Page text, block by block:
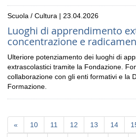
Scuola / Cultura | 23.04.2026
Luoghi di apprendimento
concentrazione e
Ulteriore potenziamento dei luoghi di
extrascolastici tramite la Fondazione.
collaborazione con gli enti formativi e la
Formazione.
« 10 11 12 13 14